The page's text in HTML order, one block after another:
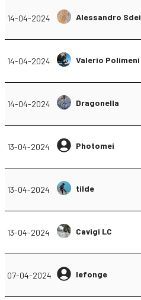
14-04-2024 Alessandro Sdei
14-04-2024 Valerio Polimeni
14-04-2024 Dragonella
13-04-2024 Photomei
13-04-2024 tilde
13-04-2024 Cavigi LC
07-04-2024 lefonge